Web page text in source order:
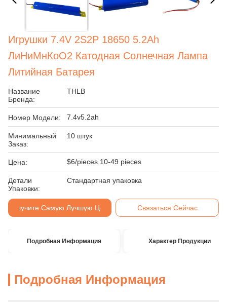
Игрушки 7.4V 2S2P 18650 5.2Ah
ЛиНиМнКоО2 Катодная Солнечная Лампа
Литийная Батарея
Название
Бренда:
THLB
Номер Модели: 7.4v5.2ah
Минимальный
Заказ:
10 штук
Цена: $6/pieces 10-49 pieces
Детали
Упаковки:
Стандартная упаковка
Получите Самую Лучшую Цену Связаться Сейчас
Подробная Информация Характер Продукции
Подробная Информация